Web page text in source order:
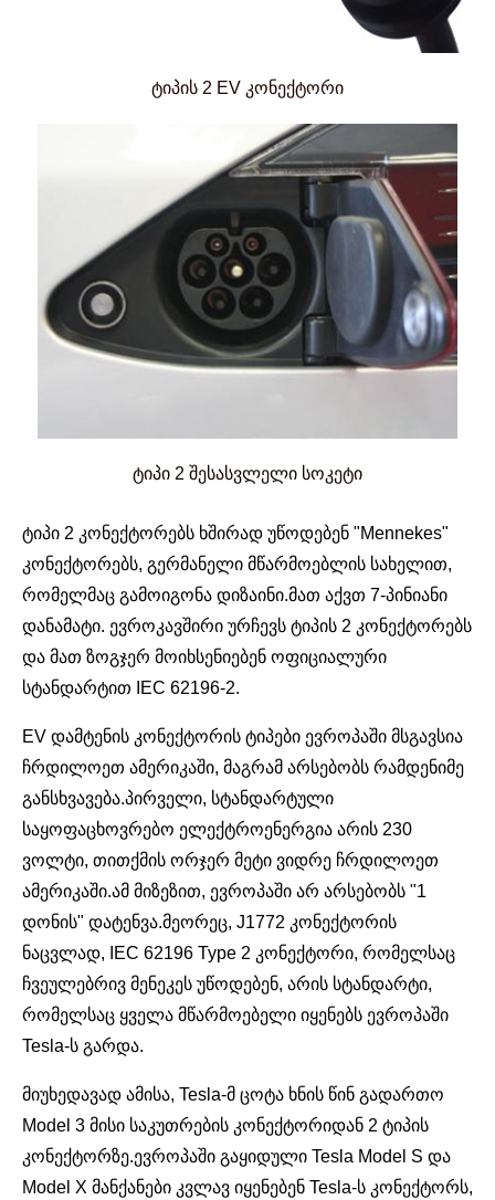
ტიპის 2 EV კონექტორი
ტიპი 2 შესასვლელი სოკეტი
ტიპი 2 კონექტორებს ხშირად უწოდებენ "Mennekes"
კონექტორებს, გერმანელი მწარმოებლის სახელით,
რომელმაც გამოიგონა დიზაინი.მათ აქვთ 7-პინიანი
დანამატი. ევროკავშირი ურჩევს ტიპის 2 კონექტორებს
და მათ ზოგჯერ მოიხსენიებენ ოფიციალური
სტანდარტით IEC 62196-2.
EV დამტენის კონექტორის ტიპები ევროპაში მსგავსია
ჩრდილოეთ ამერიკაში, მაგრამ არსებობს რამდენიმე
განსხვავება.პირველი, სტანდარტული
საყოფაცხოვრებო ელექტროენერგია არის 230
ვოლტი, თითქმის ორჯერ მეტი ვიდრე ჩრდილოეთ
ამერიკაში.ამ მიზეზით, ევროპაში არ არსებობს "1
დონის" დატენვა.მეორეც, J1772 კონექტორის
ნაცვლად, IEC 62196 Type 2 კონექტორი, რომელსაც
ჩვეულებრივ მენეკეს უწოდებენ, არის სტანდარტი,
რომელსაც ყველა მწარმოებელი იყენებს ევროპაში
Tesla-ს გარდა.
მიუხედავად ამისა, Tesla-მ ცოტა ხნის წინ გადართო
Model 3 მისი საკუთრების კონექტორიდან 2 ტიპის
კონექტორზე.ევროპაში გაყიდული Tesla Model S და
Model X მანქანები კვლავ იყენებენ Tesla-ს კონექტორს,